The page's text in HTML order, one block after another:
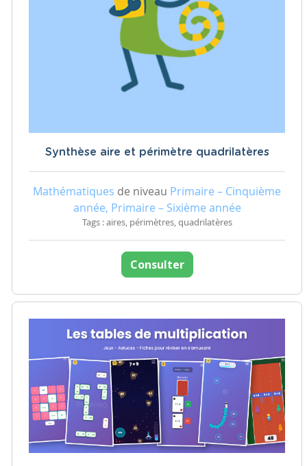
Synthèse aire et périmètre quadrilatères
Mathématiques de niveau Primaire – Cinquième
année, Primaire – Sixième année
Tags : aires, périmètres, quadrilatères
Consulter